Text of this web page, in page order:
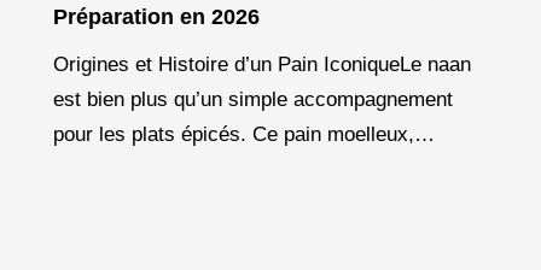
Préparation en 2026
Origines et Histoire d’un Pain IconiqueLe naan
est bien plus qu’un simple accompagnement
pour les plats épicés. Ce pain moelleux,